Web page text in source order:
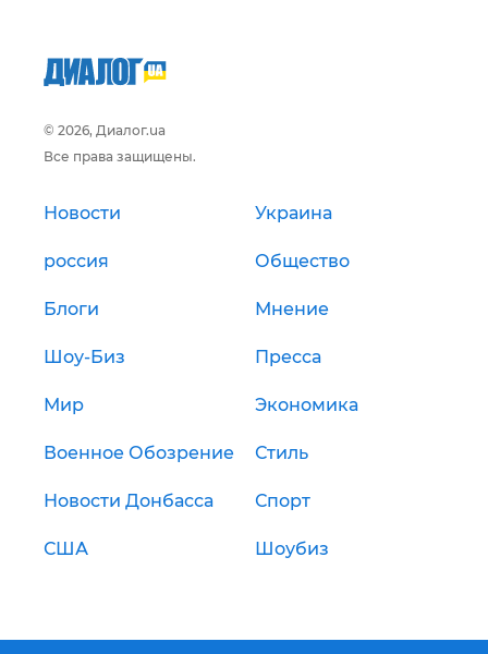
© 2026, Диалог.ua
Все права защищены.
Новости Украина
россия Общество
Блоги Мнение
Шоу-Биз Пресса
Мир Экономика
Военное Обозрение Стиль
Новости Донбасса Спорт
США Шоубиз